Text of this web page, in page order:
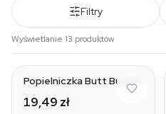
Filtry
Wyświetlanie 13 produktów
Popielniczka Butt Bucket
19,49 zł